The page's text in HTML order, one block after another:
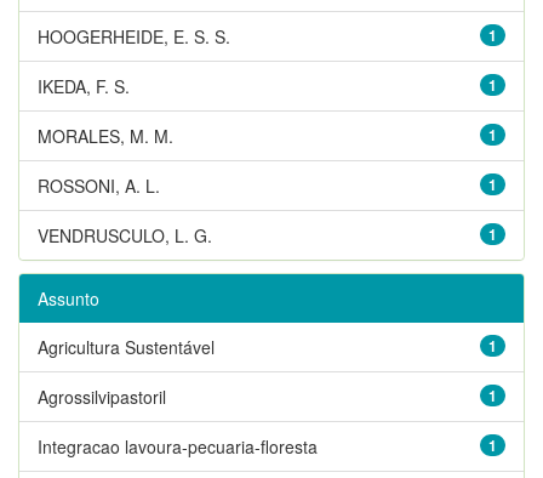
1
HOOGERHEIDE, E. S. S.
1
IKEDA, F. S.
1
MORALES, M. M.
1
ROSSONI, A. L.
1
VENDRUSCULO, L. G.
Assunto
1
Agricultura Sustentável
1
Agrossilvipastoril
1
Integracao lavoura-pecuaria-floresta